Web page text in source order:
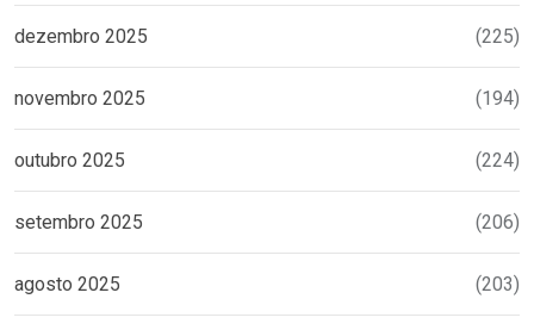
dezembro 2025 (225)
novembro 2025 (194)
outubro 2025 (224)
setembro 2025 (206)
agosto 2025 (203)